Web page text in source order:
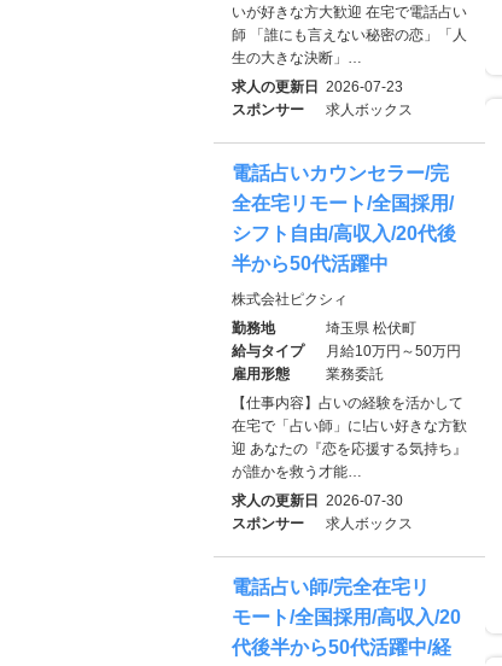
いが好きな方大歓迎 在宅で電話占い
師 「誰にも言えない秘密の恋」「人
生の大きな決断」…
求人の更新日
2026-07-23
スポンサー
求人ボックス
電話占いカウンセラー/完
全在宅リモート/全国採用/
シフト自由/高収入/20代後
半から50代活躍中
株式会社ピクシィ
勤務地
埼玉県 松伏町
給与タイプ
月給10万円～50万円
雇用形態
業務委託
【仕事内容】占いの経験を活かして
在宅で「占い師」に!占い好きな方歓
迎 あなたの『恋を応援する気持ち』
が誰かを救う才能…
求人の更新日
2026-07-30
スポンサー
求人ボックス
電話占い師/完全在宅リ
モート/全国採用/高収入/20
代後半から50代活躍中/経